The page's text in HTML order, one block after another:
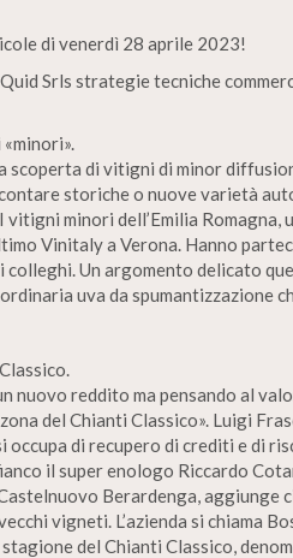
di venerdì 28 aprile 2023!
Srls strategie tecniche
scoperta di vitigni di minor
storiche o nuove varietà
minori dell’Emilia Romagna,
Vinitaly a Verona. Hanno
Un argomento delicato
uva da spumantizzazione
nuovo reddito ma pensando al
del Chianti Classico». Luigi
occupa di recupero di crediti e di
il super enologo Riccardo
Berardenga, aggiunge
vigneti. L’azienda si chiama
del Chianti Classico,